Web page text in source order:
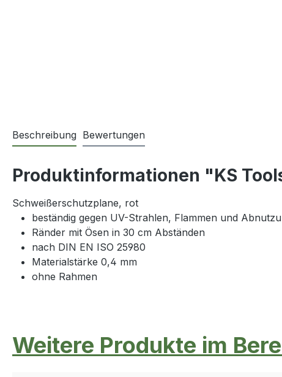
Beschreibung Bewertungen
Produktinformationen "KS
Schweißerschutzplane, rot
beständig gegen UV-Strahlen, Flammen und
Ränder mit Ösen in 30 cm Abständen
nach DIN EN ISO 25980
Materialstärke 0,4 mm
ohne Rahmen
Weitere Produkte im